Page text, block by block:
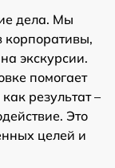
дела. Мы
корпоративы,
экскурсии.
помогает
результат –
Это
целей и